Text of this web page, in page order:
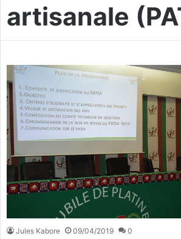
artisanale
Jules Kabore 09/04/2019 0